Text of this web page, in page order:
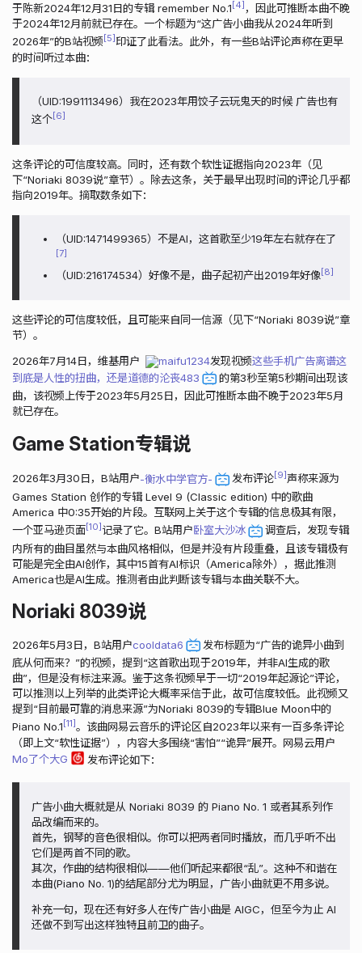
于陈新2024年12月31日的专辑 remember No.1 4 ，因此可推断本曲不晚
于2024年12月前就已存在。一个标题为“这广告小曲我从2024年听到
2026年”的B站视频 5 印证了此看法。此外，有一些B站评论声称在更早
的时间听过本曲：
（UID:1991113496）我在2023年用饺子云玩鬼天的时候 广告也有
这个 6
这条评论的可信度较高。同时，还有数个软性证据指向2023年（见
下“Noriaki 8039说”章节）。除去这条，关于最早出现时间的评论几乎都
指向2019年。摘取数条如下：
（UID:1471499365）不是AI，这首歌至少19年左右就存在了
7
（UID:216174534）好像不是，曲子起初产出2019年好像 8
这些评论的可信度较低，且可能来自同一信源（见下“Noriaki 8039说”章
节）。
2026年7月14日，维基用户 maifu1234发现视频这些手机广告离谱这
到底是人性的扭曲，还是道德的沦丧483
的第3秒至第5秒期间出现该
曲，该视频上传于2023年5月25日，因此可推断本曲不晚于2023年5月
就已存在。
Game Station专辑说
2026年3月30日，B站用户-衡水中学官方- 发布评论 9 声称来源为
Games Station 创作的专辑 Level 9 (Classic edition) 中的歌曲
America 中0:35开始的片段。互联网上关于这个专辑的信息极其有限，
一个亚马逊页面 10 记录了它。B站用户卧室大沙冰
调查后，发现专辑
内所有的曲目虽然与本曲风格相似，但是并没有片段重叠，且该专辑极有
可能是完全由AI创作，其中15首有AI标识（America除外），据此推测
America也是AI生成。推测者由此判断该专辑与本曲关联不大。
Noriaki 8039说
2026年5月3日，B站用户cooldata6
发布标题为“广告的诡异小曲到
底从何而来？”的视频，提到“这首歌出现于2019年，并非AI生成的歌
曲”，但是没有标注来源。鉴于这条视频早于一切“2019年起源论”评论，
可以推测以上列举的此类评论大概率采信于此，故可信度较低。此视频又
提到“目前最可靠的消息来源”为Noriaki 8039的专辑Blue Moon中的
Piano No.1 11 。该曲网易云音乐的评论区自2023年以来有一百多条评论
（即上文“软性证据”），内容大多围绕“害怕”“诡异”展开。网易云用户
Mo了个大G
发布评论如下：
广告小曲大概就是从 Noriaki 8039 的 Piano No. 1 或者其系列作
品改编而来的。
首先，钢琴的音色很相似。你可以把两者同时播放，而几乎听不出
它们是两首不同的歌。
其次，作曲的结构很相似——他们听起来都很“乱”。这种不和谐在
本曲(Piano No. 1)的结尾部分尤为明显，广告小曲就更不用多说。
补充一句，现在还有好多人在传广告小曲是 AIGC，但至今为止 AI
还做不到写出这样独特且前卫的曲子。